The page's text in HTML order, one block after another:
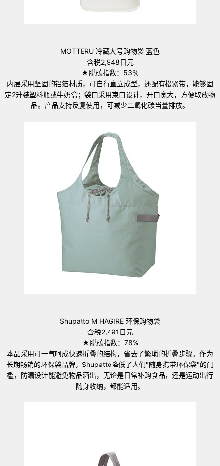
MOTTERU 冷藏大号购物袋 蓝色
含税2,948日元
★脱碳指数：53％
内层采用坚固的铝箔材质，可自行直立成型，还配有松紧带，能够固
定2升装塑料瓶或牛奶盒；袋口采用束口设计，开口宽大，方便取放物
品。产品支持反复使用，可减少二氧化碳当量排放。
Shupatto M HAGIRE 环保购物袋
含税2,491日元
★脱碳指数：78%
本品采用可一气呵成快速折叠的结构，省去了繁琐的折叠步骤。作为
长期畅销的环保袋品牌，Shupatto降低了人们"随身携带环保袋"的门
槛，防漏设计能避免物品洒出，无论是日常补购食品，还是运动出行
随身收纳，都能适用。